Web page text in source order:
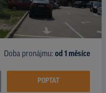
Doba pronájmu: od 1 měsíce
POPTAT